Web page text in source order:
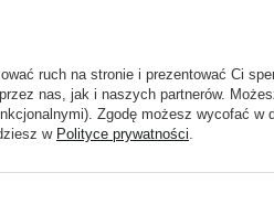
Rom&nd - Dewyful
ruch na stronie i prezentować Ci
nas, jak i naszych partnerów.
Zgodę możesz wycofać w
w Polityce prywatności.